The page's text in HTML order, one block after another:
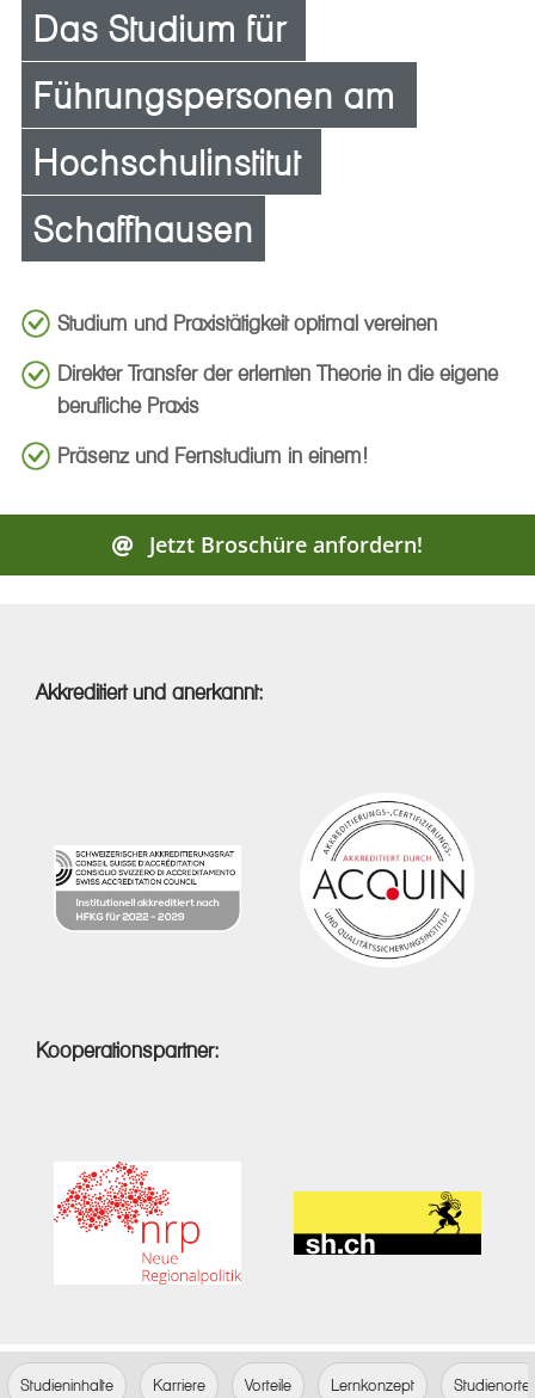
Das Studium für
Führungspersonen am
Hochschulinstitut
Schaffhausen
Studium und Praxistätigkeit optimal vereinen
Direkter Transfer der erlernten Theorie in die eigene
berufliche Praxis
Präsenz und Fernstudium in einem!
Jetzt Broschüre anfordern!
Akkreditiert und anerkannt:
Kooperationspartner:
Studieninhalte Karriere Vorteile Lernkonzept Studienorte